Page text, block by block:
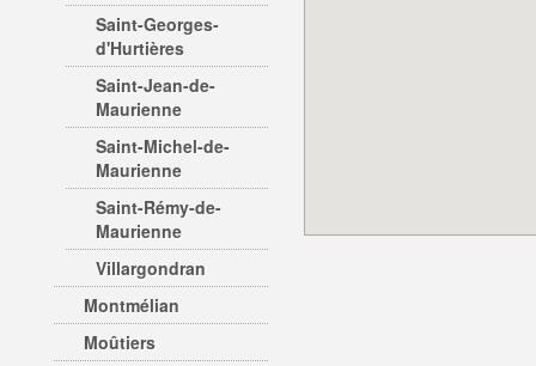
Saint-Georges-
d'Hurtières
Saint-Jean-de-
Maurienne
Saint-Michel-de-
Maurienne
Saint-Rémy-de-
Maurienne
Villargondran
Montmélian
Moûtiers